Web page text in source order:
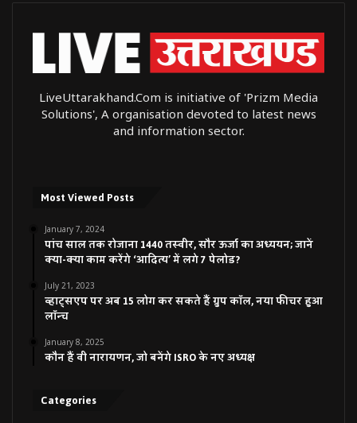
LiveUttarakhand.Com is initiative of 'Prizm Media
Solutions', A organisation devoted to latest news
and information sector.
Most Viewed Posts
January 7, 2024
पांच साल तक रोजाना 1440 तस्वीर, सौर ऊर्जा का अध्ययन; जानें
क्या-क्या काम करेंगे ‘आदित्य’ में लगे 7 पेलोड?
July 21, 2023
व्हाट्सएप पर अब 15 लोग कर सकते हैं ग्रुप कॉल, नया फीचर हुआ
लॉन्च
January 8, 2025
कौन हैं वी नारायणन, जो बनेंगे ISRO के नए अध्यक्ष
Categories